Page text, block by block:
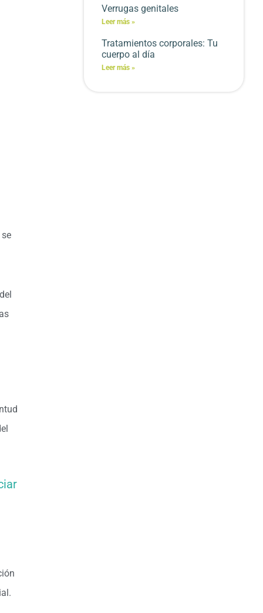
Verrugas genitales
Leer más »
Tratamientos corporales: Tu
cuerpo al día
Leer más »